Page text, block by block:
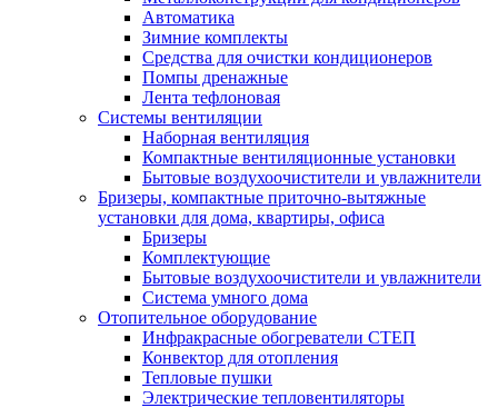
Автоматика
Зимние комплекты
Средства для очистки кондиционеров
Помпы дренажные
Лента тефлоновая
Системы вентиляции
Наборная вентиляция
Компактные вентиляционные установки
Бытовые воздухоочистители и увлажнители
Бризеры, компактные приточно-вытяжные
установки для дома, квартиры, офиса
Бризеры
Комплектующие
Бытовые воздухоочистители и увлажнители
Система умного дома
Отопительное оборудование
Инфракрасные обогреватели СТЕП
Конвектор для отопления
Тепловые пушки
Электрические тепловентиляторы